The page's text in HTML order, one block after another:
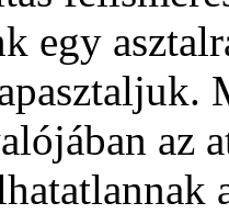
egy
az